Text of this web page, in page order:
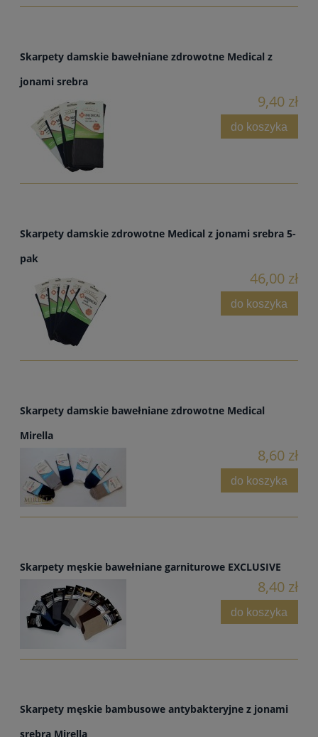
Skarpety damskie bawełniane zdrowotne Medical z
jonami srebra
9,40 zł
do koszyka
Skarpety damskie zdrowotne Medical z jonami srebra 5-
pak
46,00 zł
do koszyka
Skarpety damskie bawełniane zdrowotne Medical
Mirella
8,60 zł
do koszyka
Skarpety męskie bawełniane garniturowe EXCLUSIVE
8,40 zł
do koszyka
Skarpety męskie bambusowe antybakteryjne z jonami
srebra Mirella